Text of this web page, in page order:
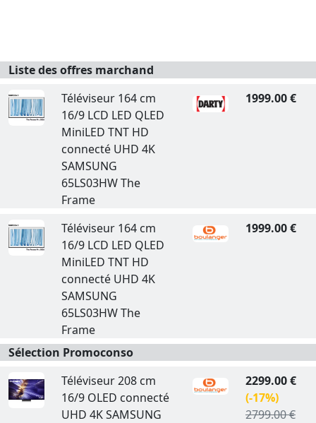
Liste des offres marchand
Téléviseur 164 cm
16/9 LCD LED QLED
MiniLED TNT HD
connecté UHD 4K
SAMSUNG
65LS03HW The
Frame
1999.00 €
Téléviseur 164 cm
16/9 LCD LED QLED
MiniLED TNT HD
connecté UHD 4K
SAMSUNG
65LS03HW The
Frame
1999.00 €
Sélection Promoconso
Téléviseur 208 cm
16/9 OLED connecté
UHD 4K SAMSUNG
2299.00 €
(-17%)
2799.00 €